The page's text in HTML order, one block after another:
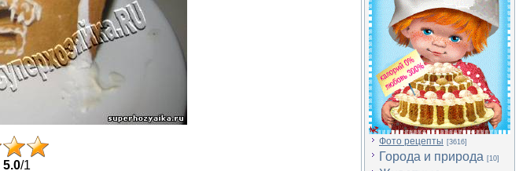
5.0/1
Фото рецепты [3616]
Города и природа [10]